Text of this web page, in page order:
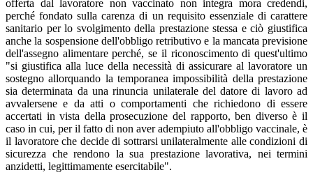
offerta dal lavoratore non vaccinato non integra mora credendi,
perché fondato sulla carenza di un requisito essenziale di carattere
sanitario per lo svolgimento della prestazione stessa e ciò giustifica
anche la sospensione dell'obbligo retributivo e la mancata previsione
dell'assegno alimentare perché, se il riconoscimento di quest'ultimo
"si giustifica alla luce della necessità di assicurare al lavoratore un
sostegno allorquando la temporanea impossibilità della prestazione
sia determinata da una rinuncia unilaterale del datore di lavoro ad
avvalersene e da atti o comportamenti che richiedono di essere
accertati in vista della prosecuzione del rapporto, ben diverso è il
caso in cui, per il fatto di non aver adempiuto all'obbligo vaccinale, è
il lavoratore che decide di sottrarsi unilateralmente alle condizioni di
sicurezza che rendono la sua prestazione lavorativa, nei termini
anzidetti, legittimamente esercitabile".